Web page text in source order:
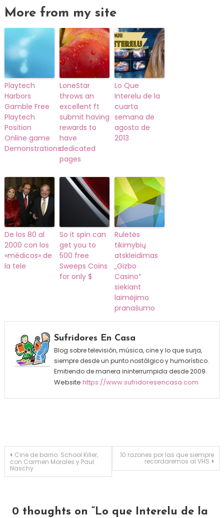
More from my site
Playtech
Harbors
Gamble Free
Playtech
Position
Online game
Demonstrations
LoneStar
throws an
excellent ft
submit having
rewards to
have
dedicated
pages
Lo Que
Interelu de la
cuarta
semana de
agosto de
2013
De los 80 al
2000 con los
«médicos» de
la tele
So it spin can
get you to
500 free
Sweeps Coins
for only $
Ruletės
tikimybių
atskleidimas
„Gizbo
Casino“
siekiant
laimėjimo
pranašumo
Sufridores En Casa
Blog sobre televisión, música, cine y lo que surja,
siempre desde un punto nostálgico y humorístico.
Emitiendo de manera ininterrumpida desde 2009.
Website https://www.sufridoresencasa.com
Navegación de entradas
Cine de barrio: School Killer,
con Carmen Morales y Paul
Naschy
10 razones por las que siempre
recordaremos al VHS
0 thoughts on “Lo que Interelu de la